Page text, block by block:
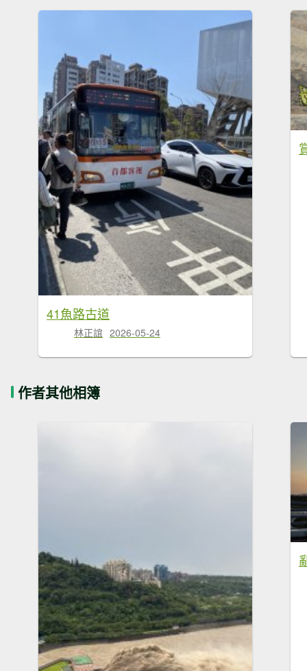
41魚路古道
林正誼 2026-05-24
作者其他相簿